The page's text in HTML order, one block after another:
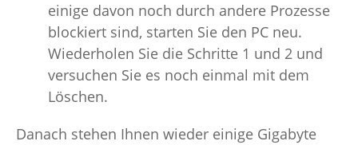
einige davon noch durch andere Prozesse
blockiert sind, starten Sie den PC neu.
Wiederholen Sie die Schritte 1 und 2 und
versuchen Sie es noch einmal mit dem
Löschen.
Danach stehen Ihnen wieder einige Gigabyte